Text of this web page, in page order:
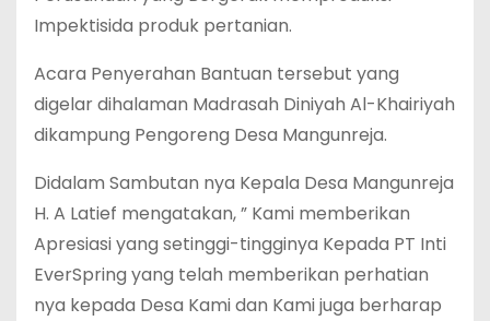
Impektisida produk pertanian.
Acara Penyerahan Bantuan tersebut yang
digelar dihalaman Madrasah Diniyah Al-Khairiyah
dikampung Pengoreng Desa Mangunreja.
Didalam Sambutan nya Kepala Desa Mangunreja
H. A Latief mengatakan, ” Kami memberikan
Apresiasi yang setinggi-tingginya Kepada PT Inti
EverSpring yang telah memberikan perhatian
nya kepada Desa Kami dan Kami juga berharap